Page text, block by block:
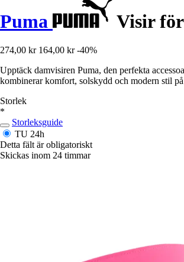
Puma Visir
274,00 kr 164,00 kr -40%
Upptäck damvisiren Puma, den perfekta
kombinerar komfort, solskydd och modern stil på
Storlek
*
Storleksguide
TU 24h
Detta fält är obligatoriskt
Skickas inom 24 timmar